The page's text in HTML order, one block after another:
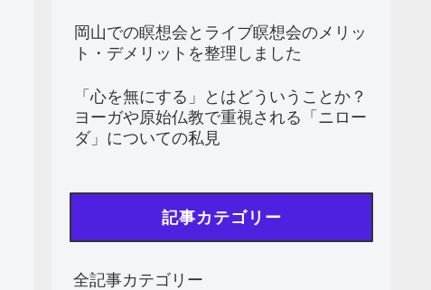
岡山での瞑想会とライブ瞑想会のメリッ
ト・デメリットを整理しました
「心を無にする」とはどういうことか？
ヨーガや原始仏教で重視される「ニロー
ダ」についての私見
記事カテゴリー
全記事カテゴリー